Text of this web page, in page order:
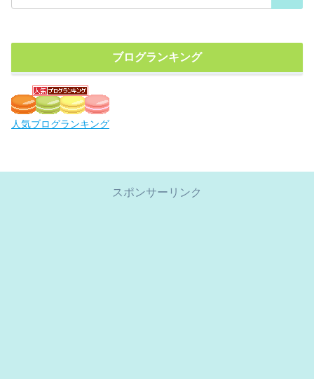
ブログランキング
人気ブログランキング
スポンサーリンク